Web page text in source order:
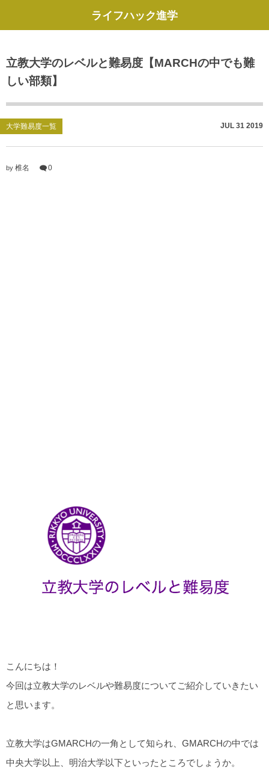
ライフハック進学
立教大学のレベルと難易度【MARCHの中でも難
しい部類】
大学難易度一覧 JUL 31 2019
by 椎名 0
こんにちは！
今回は立教大学のレベルや難易度についてご紹介していきたい
と思います。
立教大学はGMARCHの一角として知られ、GMARCHの中では
中央大学以上、明治大学以下といったところでしょうか。